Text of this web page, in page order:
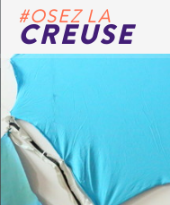
#OSEZ LA
CREUSE